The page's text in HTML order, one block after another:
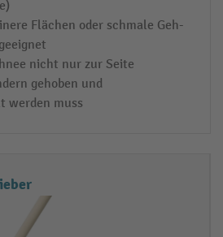
Flächen oder schmale Geh-
nicht nur zur Seite
gehoben und
werden muss